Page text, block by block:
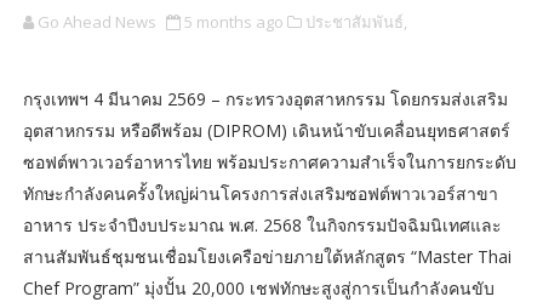
Go Ahead News 5 months ago ประชาสัมพันธ์,
กรุงเทพฯ 4 มีนาคม 2569 – กระทรวงอุตสาหกรรม โดยกรมส่งเสริม
อุตสาหกรรม หรือดีพร้อม (DIPROM) เดินหน้าขับเคลื่อนยุทธศาสตร์
ซอฟต์พาวเวอร์อาหารไทย พร้อมประกาศความสำเร็จในการยกระดับ
ทักษะกำลังคนครั้งใหญ่ผ่านโครงการส่งเสริมซอฟต์พาวเวอร์สาขา
อาหาร ประจำปีงบประมาณ พ.ศ. 2568 ในกิจกรรมปัจฉิมนิเทศและ
สานสัมพันธ์ชุมชนเชื่อมโยงเครือข่ายภายใต้หลักสูตร “Master Thai
Chef Program” มุ่งปั้น 20,000 เชฟทักษะสูงสู่การเป็นกำลังคนขับ